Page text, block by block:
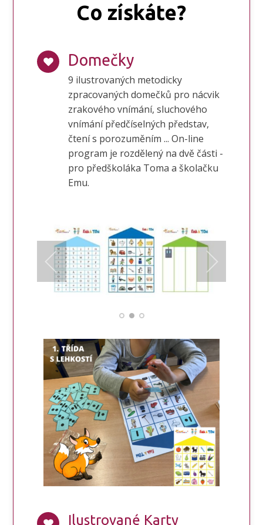
Co získáte?
Domečky
9 ilustrovaných metodicky
zpracovaných domečků pro nácvik
zrakového vnímání, sluchového
vnímání předčíselných představ,
čtení s porozuměním ... On-line
program je rozdělený na dvě části -
pro předškoláka Toma a školačku
Emu.
Ilustrované Karty